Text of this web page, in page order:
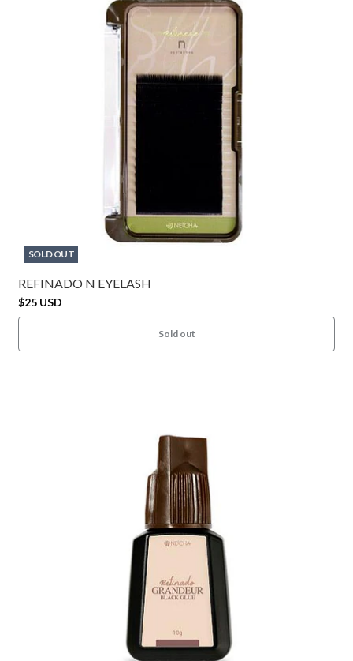
SOLD OUT
REFINADO N EYELASH
$25 USD
Sold out